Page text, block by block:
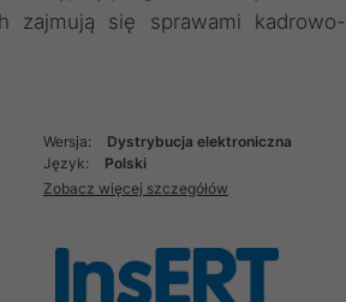
zajmują się sprawami kadrowo-
Wersja:
Dystrybucja elektroniczna
Język:
Polski
Zobacz więcej szczegółów